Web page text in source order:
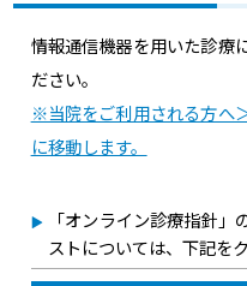
情報通信機器を用いた診療
ださい。
※当院をご利用される方へ
に移動します。
「オンライン診療指針
ストについては、下記を